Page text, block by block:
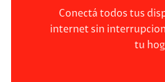
Conectá todos tus
internet sin
tu